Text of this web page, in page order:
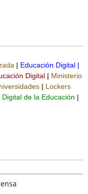
| Educación Digital |
Digital | Ministerio
| Lockers
de la Educación |